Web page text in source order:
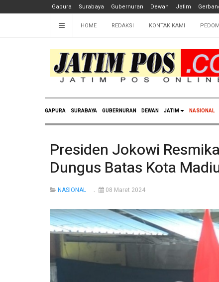
Gapura Surabaya Gubernuran Dewan Jatim
HOME REDAKSI KONTAK KAMI
GAPURA SURABAYA GUBERNURAN DEWAN JATIM NASIONAL
Presiden Jokowi
Dungus Batas Kota
NASIONAL 08 Maret 2024